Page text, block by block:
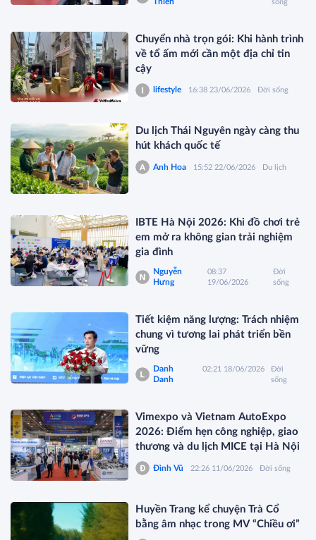
sống
Chuyển nhà trọn gói: Khi hành trình
về tổ ấm mới cần một địa chỉ tin
cậy
lifestyle 16:38 23/06/2026 Đời sống
Du lịch Thái Nguyên ngày càng thu
hút khách quốc tế
Anh Hoa 15:52 22/06/2026 Du lịch
IBTE Hà Nội 2026: Khi đồ chơi trẻ
em mở ra không gian trải nghiệm
gia đình
Nguyễn
Hưng
08:37
19/06/2026
Đời
sống
Tiết kiệm năng lượng: Trách nhiệm
chung vì tương lai phát triển bền
vững
Danh
Danh
02:21 18/06/2026
Đời
sống
Vimexpo và Vietnam AutoExpo
2026: Điểm hẹn công nghiệp, giao
thương và du lịch MICE tại Hà Nội
Đình Vũ 22:26 11/06/2026 Đời sống
Huyền Trang kể chuyện Trà Cổ
bằng âm nhạc trong MV “Chiều ơi”